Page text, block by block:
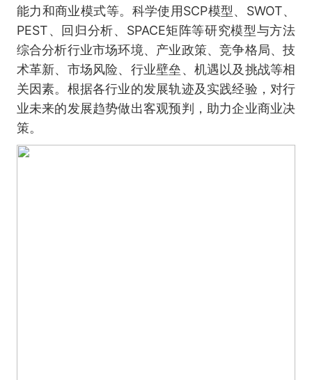
能力和商业模式等。科学使用SCP模型、SWOT、
PEST、回归分析、SPACE矩阵等研究模型与方法
综合分析行业市场环境、产业政策、竞争格局、技
术革新、市场风险、行业壁垒、机遇以及挑战等相
关因素。根据各行业的发展轨迹及实践经验，对行
业未来的发展趋势做出客观预判，助力企业商业决
策。